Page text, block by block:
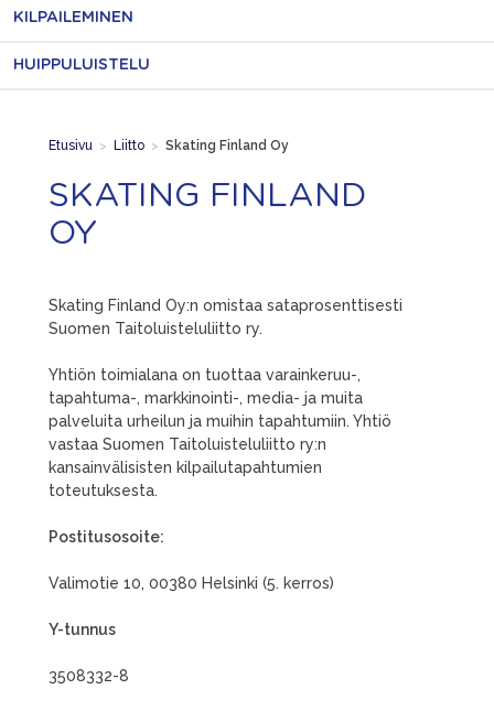
KILPAILEMINEN
HUIPPULUISTELU
Etusivu > Liitto > Skating Finland Oy
SKATING FINLAND
OY
Skating Finland Oy:n omistaa sataprosenttisesti
Suomen Taitoluisteluliitto ry.
Yhtiön toimialana on tuottaa varainkeruu-,
tapahtuma-, markkinointi-, media- ja muita
palveluita urheilun ja muihin tapahtumiin. Yhtiö
vastaa Suomen Taitoluisteluliitto ry:n
kansainvälisisten kilpailutapahtumien
toteutuksesta.
Postitusosoite:
Valimotie 10, 00380 Helsinki (5. kerros)
Y-tunnus
3508332-8